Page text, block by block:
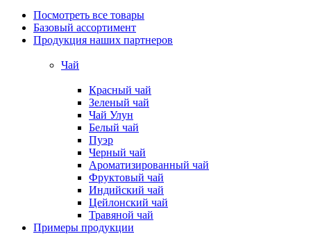
Посмотреть все товары
Базовый ассортимент
Продукция наших партнеров
Чай
Красный чай
Зеленый чай
Чай Улун
Белый чай
Пуэр
Черный чай
Ароматизированный чай
Фруктовый чай
Индийский чай
Цейлонский чай
Травяной чай
Примеры продукции